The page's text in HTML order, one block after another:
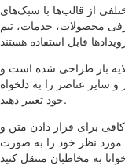
از قالب‌ها با سبک‌های
محصولات، خدمات، تیم
باز طراحی شده است و
سایر عناصر را به دلخواه
خود تغییر دهید.
برای قرار دادن متن و
نظر خود را به صورت